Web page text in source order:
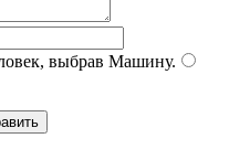
выбрав Машину.